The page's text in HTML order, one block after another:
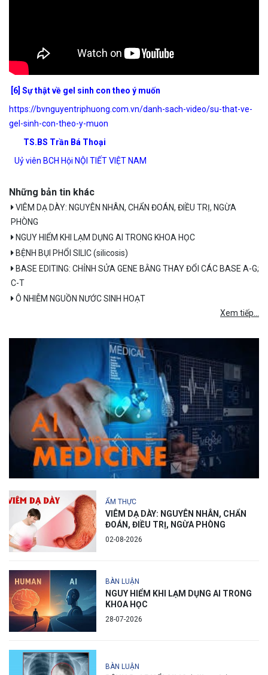
[6] Sự thật về gel sinh con theo ý muốn
https://bvnguyentriphuong.com.vn/danh-sach-video/su-that-ve-
gel-sinh-con-theo-y-muon
TS.BS Trần Bá Thoại
Uỷ viên BCH Hội NỘI TIẾT VIỆT NAM
Những bản tin khác
VIÊM DẠ DÀY: NGUYÊN NHÂN, CHẨN ĐOÁN, ĐIỀU TRỊ, NGỪA
PHÒNG
NGUY HIỂM KHI LẠM DỤNG AI TRONG KHOA HỌC
BỆNH BỤI PHỔI SILIC (silicosis)
BASE EDITING: CHỈNH SỬA GENE BẰNG THAY ĐỔI CÁC BASE A-G;
C-T
Ô NHIỄM NGUỒN NƯỚC SINH HOẠT
Xem tiếp...
ẨM THỰC
VIÊM DẠ DÀY: NGUYÊN NHÂN, CHẨN
ĐOÁN, ĐIỀU TRỊ, NGỪA PHÒNG
02-08-2026
BÀN LUẬN
NGUY HIỂM KHI LẠM DỤNG AI TRONG
KHOA HỌC
28-07-2026
BÀN LUẬN